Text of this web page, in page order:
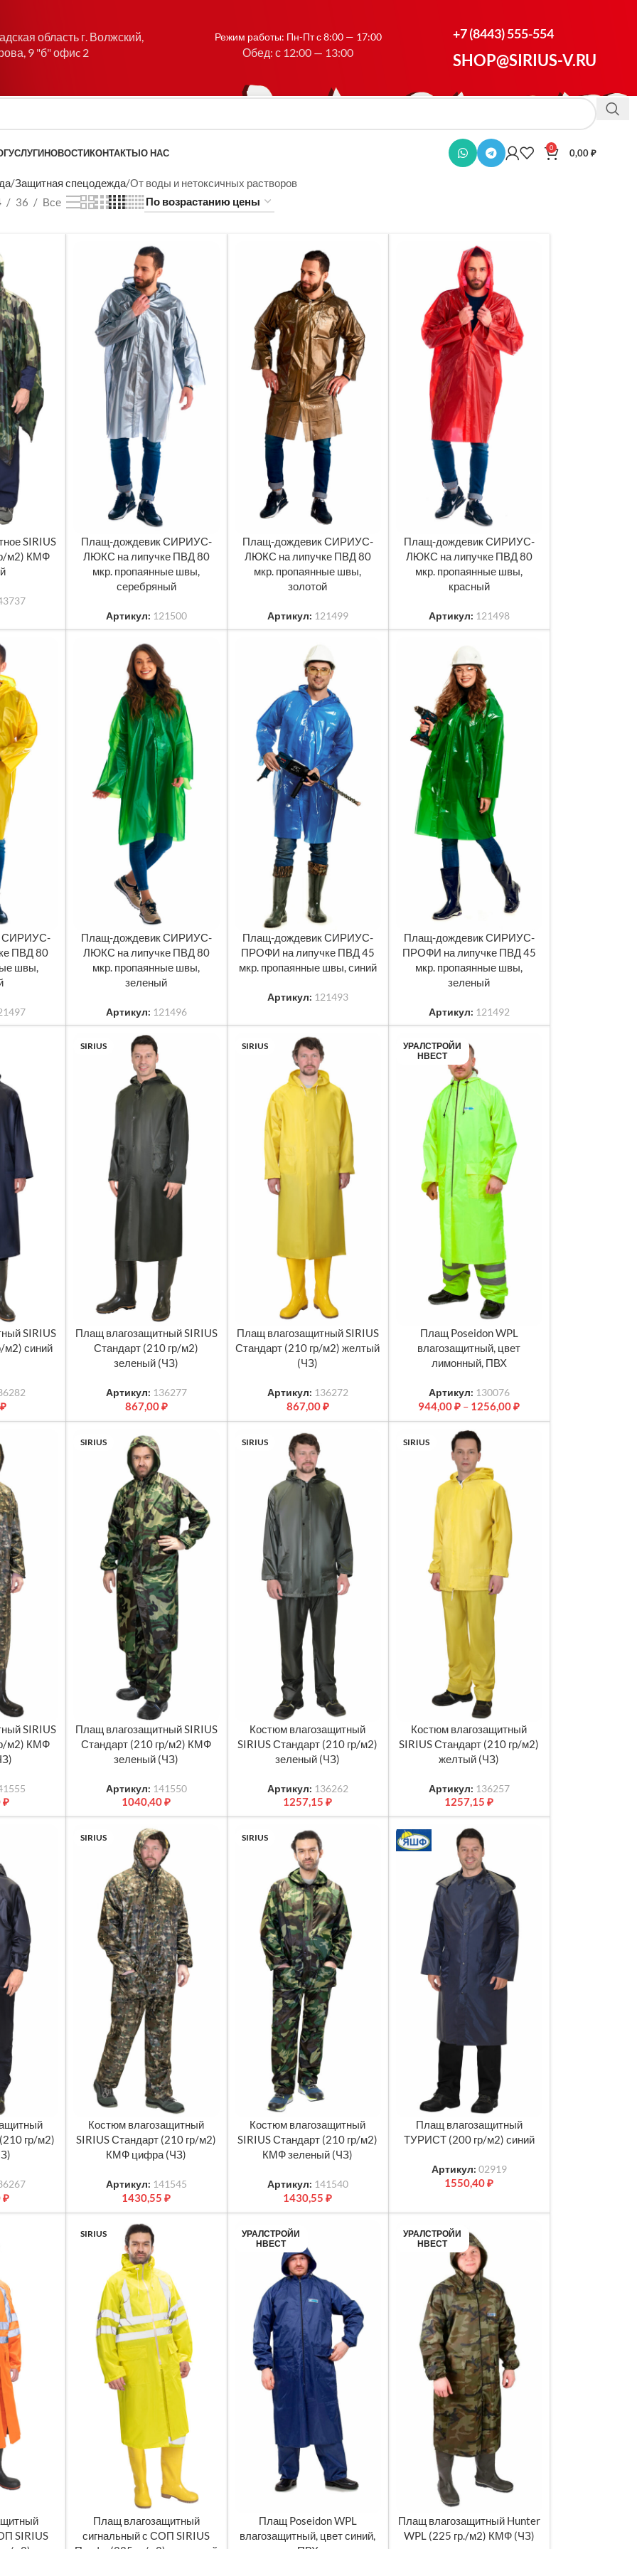
область г. Волжский,
9 "б" офиc 2
Режим работы: Пн-Пт с 8:00 — 17:00
Обед: с 12:00 — 13:00
+7 (8443) 555-554
SHOP@SIRIUS-V.RU
УСЛУГИНОВОСТИКОНТАКТЫО НАС 0 0,00₽
Защитная спецодежда От воды и нетоксичных растворов
36 Все
SIRIUS
м2) КМФ
ЧИТАТЬ ДАЛЕЕ
Плащ-дождевик СИРИУС-
ЛЮКС на липучке ПВД 80
мкр. пропаянные швы,
серебряный
Артикул: 121500
ЧИТАТЬ ДАЛЕЕ
Плащ-дождевик СИРИУС-
ЛЮКС на липучке ПВД 80
мкр. пропаянные швы,
золотой
Артикул: 121499
ЧИТАТЬ ДАЛЕЕ
Плащ-дождевик СИРИУС-
ЛЮКС на липучке ПВД 80
мкр. пропаянные швы,
красный
Артикул: 121498
СИРИУС-
ПВД 80
швы,
ЧИТАТЬ ДАЛЕЕ
Плащ-дождевик СИРИУС-
ЛЮКС на липучке ПВД 80
мкр. пропаянные швы,
зеленый
Артикул: 121496
ЧИТАТЬ ДАЛЕЕ
Плащ-дождевик СИРИУС-
ПРОФИ на липучке ПВД 45
мкр. пропаянные швы, синий
Артикул: 121493
ЧИТАТЬ ДАЛЕЕ
Плащ-дождевик СИРИУС-
ПРОФИ на липучке ПВД 45
мкр. пропаянные швы,
зеленый
Артикул: 121492
SIRIUS
м2) синий
₽
SIRIUS
ВЫБЕРИТЕ ПАРАМЕТРЫ
Плащ влагозащитный SIRIUS
Стандарт (210 гр/м2)
зеленый (ЧЗ)
Артикул: 136277
867,00₽
SIRIUS
ВЫБЕРИТЕ ПАРАМЕТРЫ
Плащ влагозащитный SIRIUS
Стандарт (210 гр/м2) желтый
(ЧЗ)
Артикул: 136272
867,00₽
УРАЛСТРОЙИ
НВЕСТ
ВЫБЕРИТЕ ПАРАМЕТРЫ
Плащ Poseidon WPL
влагозащитный, цвет
лимонный, ПВХ
Артикул: 130076
944,00₽ – 1256,00₽
SIRIUS
м2) КМФ
₽
SIRIUS
ВЫБЕРИТЕ ПАРАМЕТРЫ
Плащ влагозащитный SIRIUS
Стандарт (210 гр/м2) КМФ
зеленый (ЧЗ)
Артикул: 141550
1040,40₽
SIRIUS
ВЫБЕРИТЕ ПАРАМЕТРЫ
Костюм влагозащитный
SIRIUS Стандарт (210 гр/м2)
зеленый (ЧЗ)
Артикул: 136262
1257,15₽
SIRIUS
ВЫБЕРИТЕ ПАРАМЕТРЫ
Костюм влагозащитный
SIRIUS Стандарт (210 гр/м2)
желтый (ЧЗ)
Артикул: 136257
1257,15₽
гр/м2)
₽
SIRIUS
ВЫБЕРИТЕ ПАРАМЕТРЫ
Костюм влагозащитный
SIRIUS Стандарт (210 гр/м2)
КМФ цифра (ЧЗ)
Артикул: 141545
1430,55₽
SIRIUS
ВЫБЕРИТЕ ПАРАМЕТРЫ
Костюм влагозащитный
SIRIUS Стандарт (210 гр/м2)
КМФ зеленый (ЧЗ)
Артикул: 141540
1430,55₽
ВЫБЕРИТЕ ПАРАМЕТРЫ
Плащ влагозащитный
ТУРИСТ (200 гр/м2) синий
Артикул: 02919
1550,40₽
SIRIUS
SIRIUS
ВЫБЕРИТЕ ПАРАМЕТРЫ
Плащ влагозащитный
сигнальный с СОП SIRIUS
УРАЛСТРОЙИ
НВЕСТ
ВЫБЕРИТЕ ПАРАМЕТРЫ
Плащ Poseidon WPL
влагозащитный, цвет синий,
УРАЛСТРОЙИ
НВЕСТ
ВЫБЕРИТЕ ПАРАМЕТРЫ
Плащ влагозащитный Hunter
WPL (225 гр./м2) КМФ (ЧЗ)